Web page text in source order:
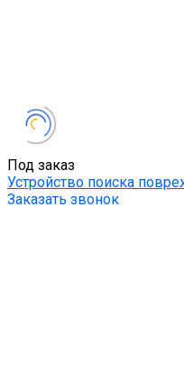
Под заказ
Устройство поиска
Заказать звонок